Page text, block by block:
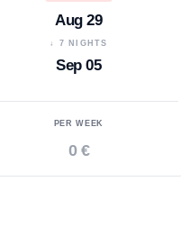
Aug 29
↓ 7 NIGHTS
Sep 05
PER WEEK
0 €